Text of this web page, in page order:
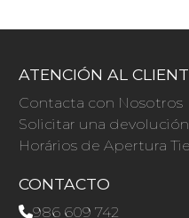
ATENCIÓN AL
Contacta con Nosotros
Solicitar una devolución
Horários de Apertura
CONTACTO
986 609 742